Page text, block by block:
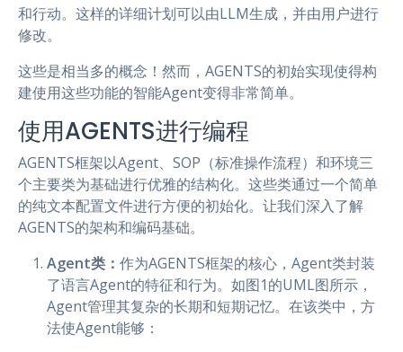
和行动。这样的详细计划可以由LLM生成，并由用户进行
修改。
这些是相当多的概念！然而，AGENTS的初始实现使得构
建使用这些功能的智能Agent变得非常简单。
使用AGENTS进行编程
AGENTS框架以Agent、SOP（标准操作流程）和环境三
个主要类为基础进行优雅的结构化。这些类通过一个简单
的纯文本配置文件进行方便的初始化。让我们深入了解
AGENTS的架构和编码基础。
Agent类： 作为AGENTS框架的核心，Agent类封装
了语言Agent的特征和行为。如图1的UML图所示，
Agent管理其复杂的长期和短期记忆。在该类中，方
法使Agent能够：